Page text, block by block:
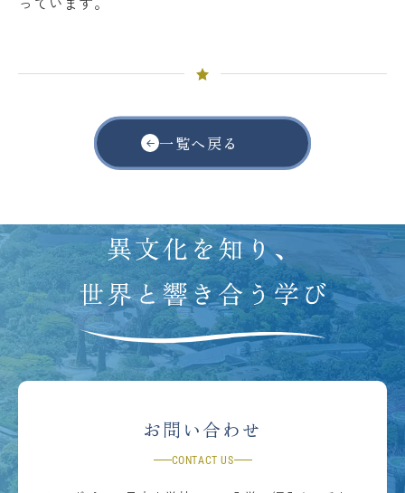
一覧へ戻る
お問い合わせ
CONTACT US